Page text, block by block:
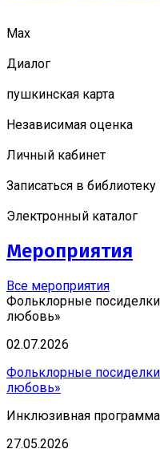
Мах
Диалог
пушкинская карта
Независимая оценка
Личный кабинет
Записаться в библиотеку
Электронный каталог
Мероприятия
Все мероприятия
Фольклорные посиделки
любовь»
02.07.2026
Фольклорные посиделки
любовь»
Инклюзивная
27.05.2026